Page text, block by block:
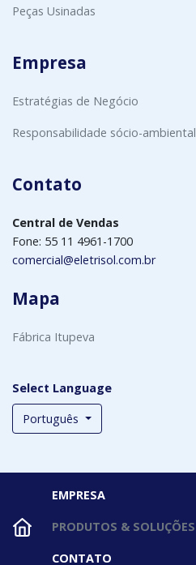
Peças Usinadas
Empresa
Estratégias de Negócio
Responsabilidade sócio-ambiental
Contato
Central de Vendas
Fone: 55 11 4961-1700
comercial@eletrisol.com.br
Mapa
Fábrica Itupeva
Select Language
Português
EMPRESA
PRODUTOS & SOLUÇÕES
CONTATO